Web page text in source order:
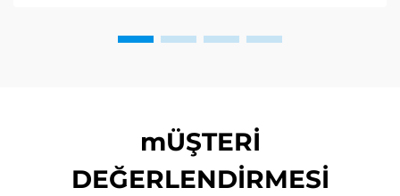
mÜŞTERİ
DEĞERLENDİRMESİ